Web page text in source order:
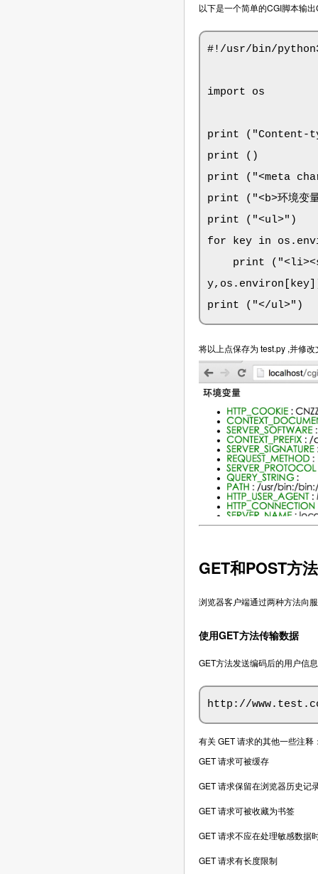
以下是一个简单的CGI脚本输
#!/usr/bin/
import os
print ("Content-
print ()
print ("<meta
print ("<b>环境变
print ("<ul>")
for key in
print
print ("</ul>")
将以上点保存为 test.py ,并修
GET和POST方法
浏览器客户端通过两种方法向
使用GET方法传输数据
GET方法发送编码后的用户信
http://
有关 GET 请求的其他一些注释
GET 请求可被缓存
GET 请求保留在浏览器历史记
GET 请求可被收藏为书签
GET 请求不应在处理敏感数据
GET 请求有长度限制